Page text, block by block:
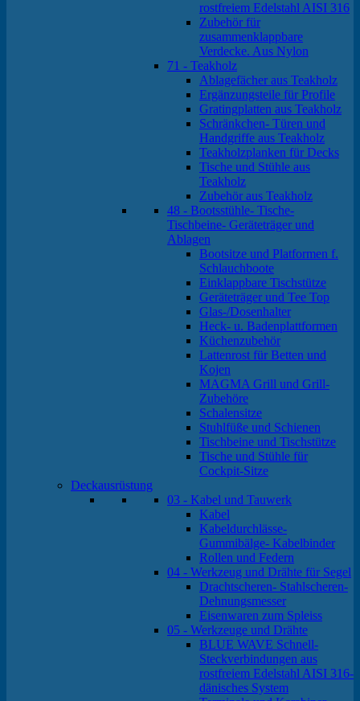
rostfreiem Edelstahl AISI 316
Zubehör für
zusammenklappbare
Verdecke. Aus Nylon
71 - Teakholz
Ablagefächer aus Teakholz
Ergänzungsteile für Profile
Gratingplatten aus Teakholz
Schränkchen- Türen und
Handgriffe aus Teakholz
Teakholzplanken für Decks
Tische und Stühle aus
Teakholz
Zubehör aus Teakholz
48 - Bootsstühle- Tische-
Tischbeine- Geräteträger und
Ablagen
Bootsitze und Platformen f.
Schlauchboote
Einklappbare Tischstütze
Geräteträger und Tee Top
Glas-/Dosenhalter
Heck- u. Badenplattformen
Küchenzubehör
Lattenrost für Betten und
Kojen
MAGMA Grill und Grill-
Zubehöre
Schalensitze
Stuhlfüße und Schienen
Tischbeine und Tischstütze
Tische und Stühle für
Cockpit-Sitze
Deckausrüstung
03 - Kabel und Tauwerk
Kabel
Kabeldurchlässe-
Gummibälge- Kabelbinder
Rollen und Federn
04 - Werkzeug und Drähte für Segel
Drachtscheren- Stahlscheren-
Dehnungsmesser
Eisenwaren zum Spleiss
05 - Werkzeuge und Drähte
BLUE WAVE Schnell-
Steckverbindungen aus
rostfreiem Edelstahl AISI 316-
dänisches System